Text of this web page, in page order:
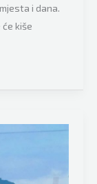
i dana.
kiše